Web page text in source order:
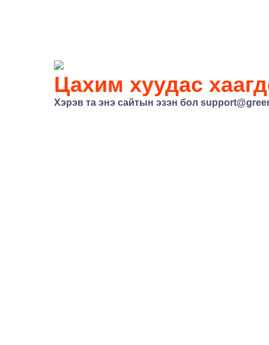
Цахим хуудас
Хэрэв та энэ сайтын эзэн бол